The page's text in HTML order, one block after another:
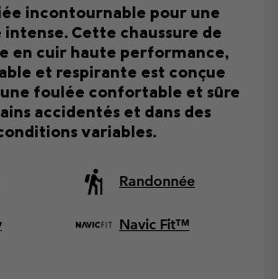
incontournable pour une
Cette chaussure de
en cuir haute performance,
et respirante est conçue
foulée confortable et sûre
accidentés et dans des
variables.
Randonnée
Navic Fit™